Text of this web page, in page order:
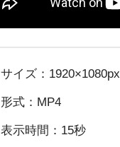
サイズ：1920×1080px
形式：MP4
表示時間：15秒